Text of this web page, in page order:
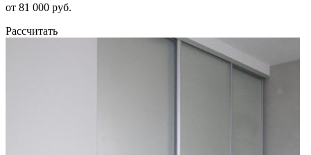
от 81 000 руб.
Рассчитать